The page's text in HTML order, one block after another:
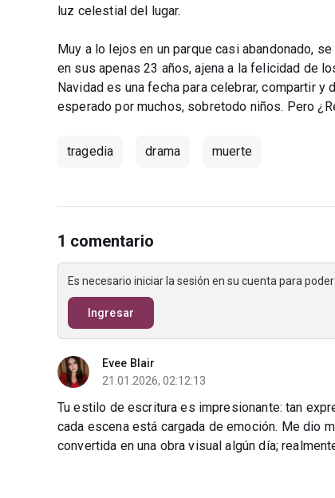
luz celestial del lugar.
Muy a lo lejos en un parque casi abandonado,
en sus apenas 23 años, ajena a la felicidad de
Navidad es una fecha para celebrar, compartir
esperado por muchos, sobretodo niños. Pero
tragedia drama muerte
1 comentario
Es necesario iniciar la sesión en su cuenta para
Ingresar
Evee Blair
21.01.2026, 02:12:13
Tu estilo de escritura es impresionante: tan
cada escena está cargada de emoción. Me dio
convertida en una obra visual algún día;